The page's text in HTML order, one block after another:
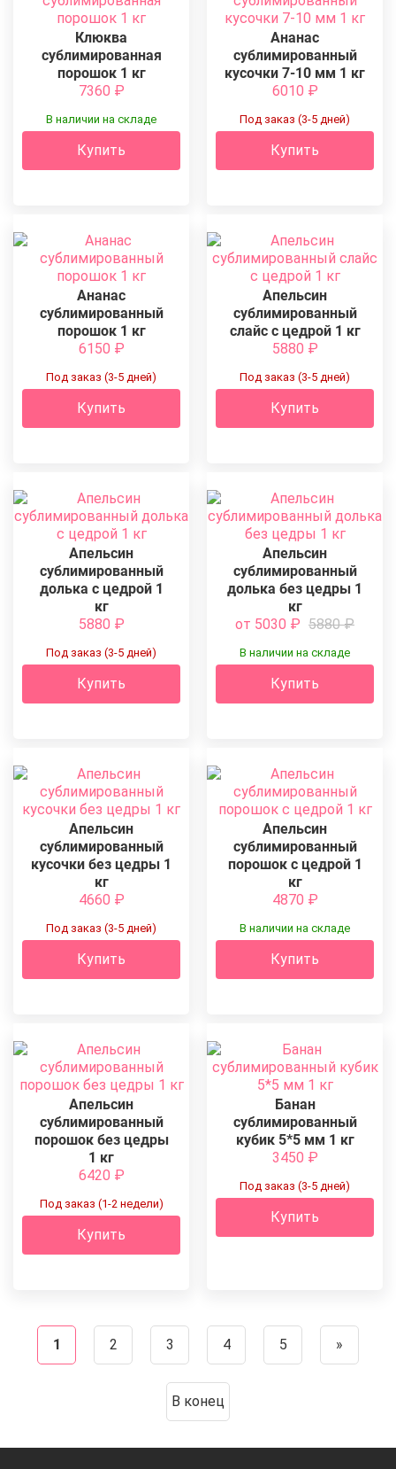
Клюква
сублимированная
порошок 1 кг
7360 ₽
В наличии на складе
Купить
Ананас
сублимированный
кусочки 7-10 мм 1 кг
6010 ₽
Под заказ (3-5 дней)
Купить
Ананас
сублимированный
порошок 1 кг
6150 ₽
Под заказ (3-5 дней)
Купить
Апельсин
сублимированный
слайс с цедрой 1 кг
5880 ₽
Под заказ (3-5 дней)
Купить
Апельсин
сублимированный
долька с цедрой 1
кг
5880 ₽
Под заказ (3-5 дней)
Купить
Апельсин
сублимированный
долька без цедры 1
кг
от 5030 ₽ 5880₽
В наличии на складе
Купить
Апельсин
сублимированный
кусочки без цедры 1
кг
4660 ₽
Под заказ (3-5 дней)
Купить
Апельсин
сублимированный
порошок с цедрой 1
кг
4870 ₽
В наличии на складе
Купить
Апельсин
сублимированный
порошок без цедры
1 кг
6420 ₽
Под заказ (1-2 недели)
Купить
Банан
сублимированный
кубик 5*5 мм 1 кг
3450 ₽
Под заказ (3-5 дней)
Купить
1 2 3 4 5 »
В конец